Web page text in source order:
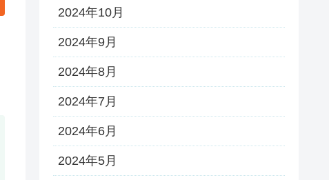
2024年10月
2024年9月
2024年8月
2024年7月
2024年6月
2024年5月